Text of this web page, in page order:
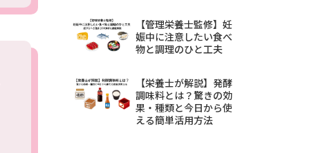
【管理栄養士監修】妊
娠中に注意したい食べ
物と調理のひと工夫
【栄養士が解説】発酵
調味料とは？驚きの効
果・種類と今日から使
える簡単活用方法